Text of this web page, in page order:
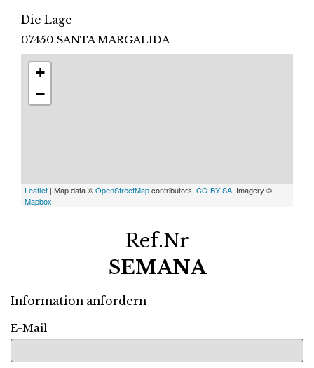
Die Lage
07450 SANTA MARGALIDA
+
−
Leaflet | Map data ©OpenStreetMapcontributors, CC-BY-SA, Imagery ©
Mapbox
Ref.Nr
SEMANA
Information anfordern
E-Mail